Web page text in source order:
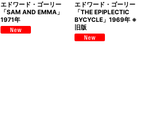
エドワード・ゴーリー
「SAM AND EMMA」
1971年
エドワード・ゴーリー
「THE EPIPLECTIC
BYCYCLE」1969年 ※
旧版